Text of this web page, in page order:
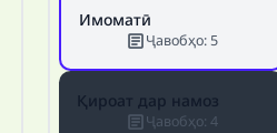
Имоматӣ
Ҷавобҳо:5
Қироат дар намоз
Ҷавобҳо: 4